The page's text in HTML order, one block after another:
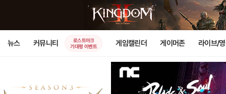
뉴스 커뮤니티
로스트아크
기대평 이벤트
게임캘린더 게이머존 라이브/